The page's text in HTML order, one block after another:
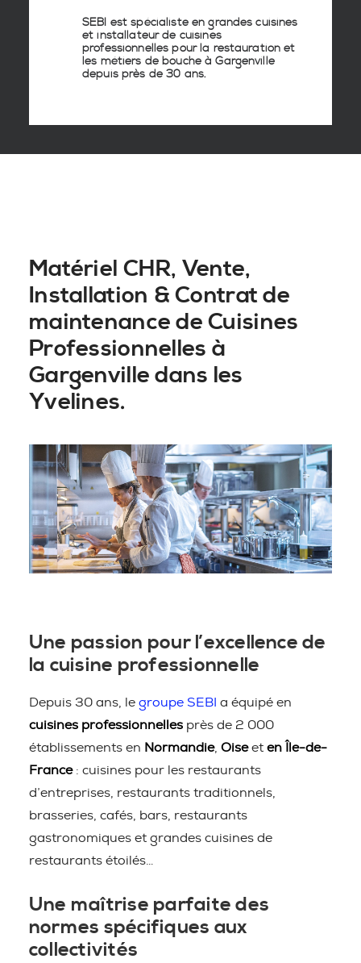
SEBI est spécialiste en grandes cuisines
et installateur de cuisines
professionnelles pour la restauration et
les métiers de bouche à Gargenville
depuis près de 30 ans.
Matériel CHR, Vente,
Installation & Contrat de
maintenance de Cuisines
Professionnelles à
Gargenville dans les
Yvelines.
Une passion pour l’excellence de
la cuisine professionnelle
Depuis 30 ans, le groupe SEBI a équipé en
cuisines professionnelles près de 2 000
établissements en Normandie, Oiseet en Île-de-
France: cuisines pour les restaurants
d’entreprises, restaurants traditionnels,
brasseries, cafés, bars, restaurants
gastronomiques et grandes cuisines de
restaurants étoilés…
Une maîtrise parfaite des
normes spécifiques aux
collectivités